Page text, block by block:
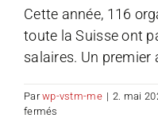
Cette année, 116
toute la Suisse ont
salaires. Un premier
Parwp-vstm-me | 2. mai
fermés